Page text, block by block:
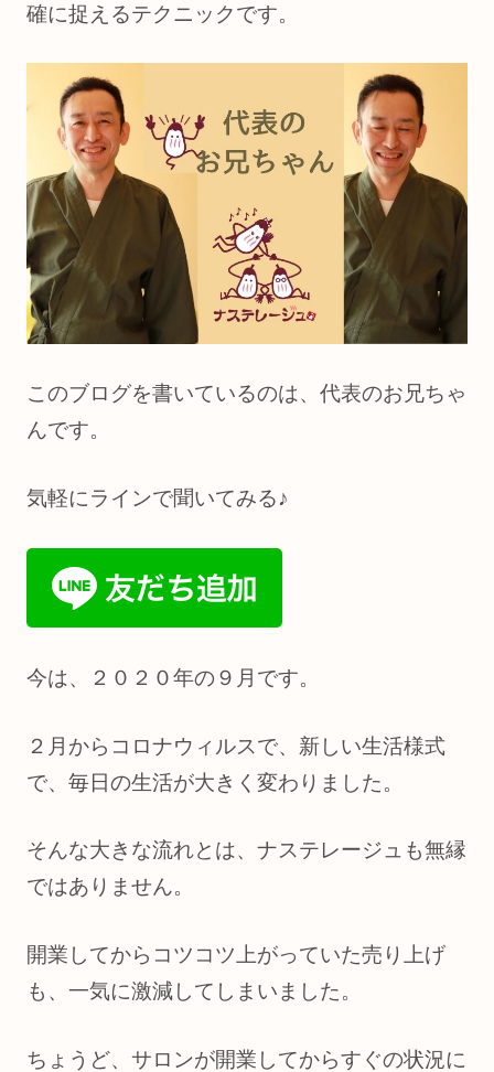
確に捉えるテクニックです。
このブログを書いているのは、代表のお兄ちゃ
んです。
気軽にラインで聞いてみる♪
今は、２０２０年の９月です。
２月からコロナウィルスで、新しい生活様式
で、毎日の生活が大きく変わりました。
そんな大きな流れとは、ナステレージュも無縁
ではありません。
開業してからコツコツ上がっていた売り上げ
も、一気に激減してしまいました。
ちょうど、サロンが開業してからすぐの状況に